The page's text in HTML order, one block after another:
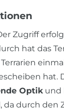
Zugriff
hat das
hat.
Optikund
da durch den